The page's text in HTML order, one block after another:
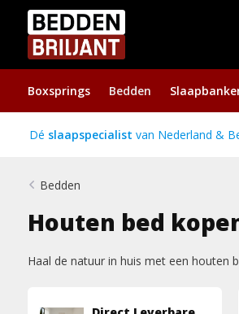
Boxsprings Bedden
Dé slaapspecialist van Nederland &
Bedden
Houten bed
Haal de natuur in huis met een houten